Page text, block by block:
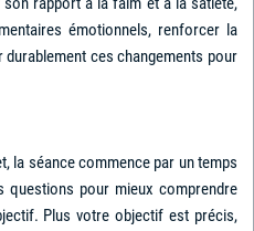
émotionnels, renforcer la
ces changements pour
la séance commence par un temps
questions pour mieux comprendre
Plus votre objectif est précis,